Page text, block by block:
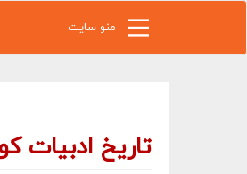
منو سایت
تاریخ ادبیات